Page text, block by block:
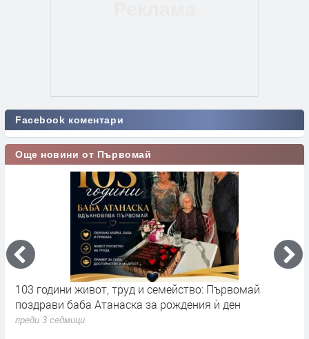
Facebook коментари
Още новини от Първомай
103 години живот, труд и семейство: Първомай
поздрави баба Атанаска за рождения ѝ ден
преди 3 седмици